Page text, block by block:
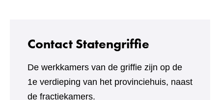
Contact Statengriffie
De werkkamers van de griffie zijn op de
1e verdieping van het provinciehuis, naast
de fractiekamers.